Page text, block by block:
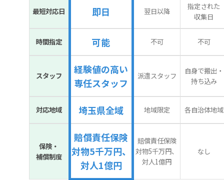
最短対応日 即日 翌日以降
指定された
収集日
時間指定 可能 不可 不可
スタッフ
経験値の高い
専任スタッフ
派遣スタッフ
自身で搬出・
持ち込み
対応地域 埼玉県全域 地域限定 各自治体地域
保険・
補償制度
賠償責任保険
対物5千万円、
対人1億円
賠償責任保険
対物5千万円、
対人1億円
なし